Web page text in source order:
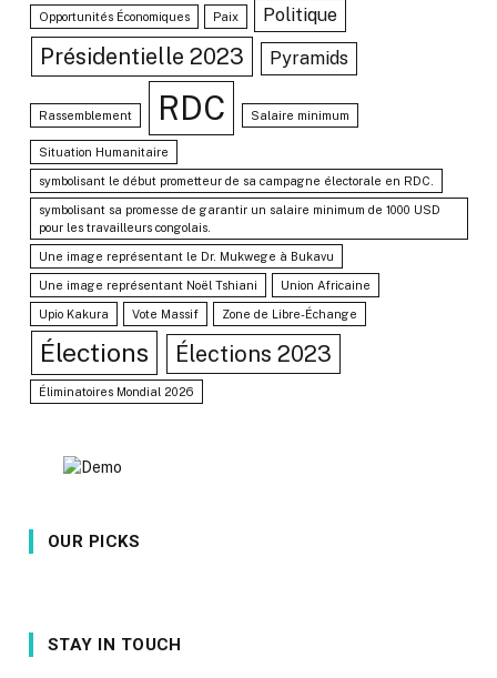
Opportunités Économiques Paix Politique
Présidentielle 2023 Pyramids
Rassemblement RDC Salaire minimum
Situation Humanitaire
symbolisant le début prometteur de sa campagne électorale en RDC.
symbolisant sa promesse de garantir un salaire minimum de 1000 USD
pour les travailleurs congolais.
Une image représentant le Dr. Mukwege à Bukavu
Une image représentant Noël Tshiani Union Africaine
Upio Kakura Vote Massif Zone de Libre-Échange
Élections Élections 2023
Éliminatoires Mondial 2026
OUR PICKS
STAY IN TOUCH